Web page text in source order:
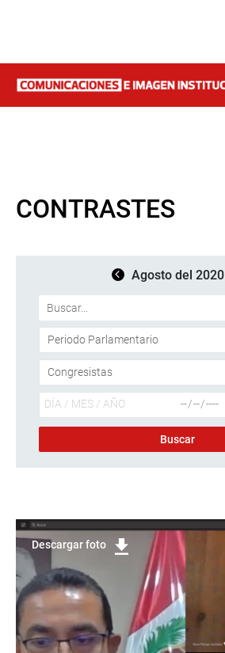
CONTRASTES
Agosto del 2020
Descargar foto